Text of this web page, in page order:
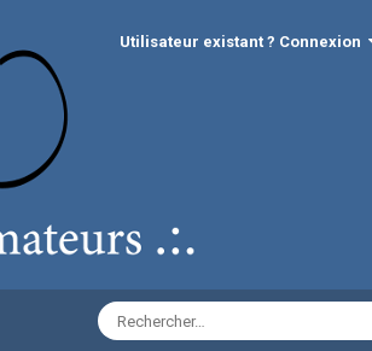
Utilisateur existant ? Connexion